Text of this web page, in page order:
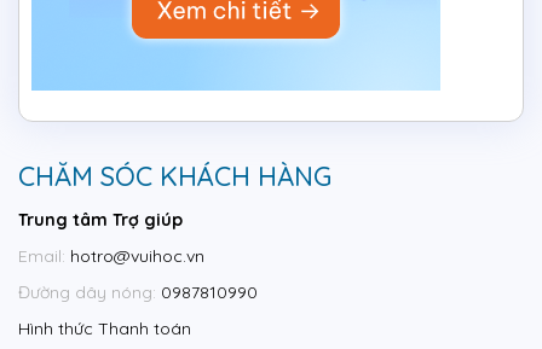
CHĂM SÓC KHÁCH HÀNG
Trung tâm Trợ giúp
Email: hotro@vuihoc.vn
Đường dây nóng: 0987810990
Hình thức Thanh toán